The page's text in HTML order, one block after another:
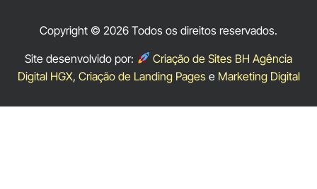
Copyright © 2026 Todos os direitos reservados.
Site desenvolvido por:
Criação de Sites BH Agência
Digital HGX, Criação de Landing Pagese Marketing Digital